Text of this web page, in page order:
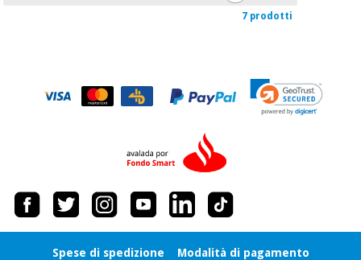
7 prodotti
Spese di spedizione Modalità di pagamento